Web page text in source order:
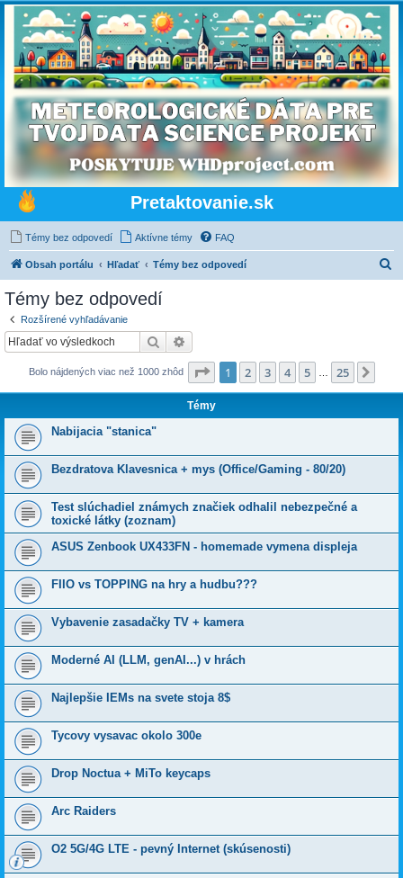
Pretaktovanie.sk
Témy bez odpovedí Aktívne témy FAQ
Obsah portálu Hľadať Témy bez odpovedí
Témy bez odpovedí
Rozšírené vyhľadávanie
Hľadať
Bolo nájdených viac než 1000 zhôd Strana1 z25
1 2 3 4 5 25
Témy
Nabijacia "stanica"
Bezdratova Klavesnica + mys (Office/Gaming - 80/20)
Test slúchadiel známych značiek odhalil nebezpečné a
toxické látky (zoznam)
ASUS Zenbook UX433FN - homemade vymena displeja
FIIO vs TOPPING na hry a hudbu???
Vybavenie zasadačky TV + kamera
Moderné AI (LLM, genAI...) v hrách
Najlepšie IEMs na svete stoja 8$
Tycovy vysavac okolo 300e
Drop Noctua + MiTo keycaps
Arc Raiders
O2 5G/4G LTE - pevný Internet (skúsenosti)